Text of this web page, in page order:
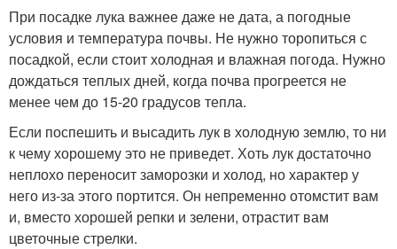
При посадке лука важнее даже не дата, а погодные
условия и температура почвы. Не нужно торопиться с
посадкой, если стоит холодная и влажная погода. Нужно
дождаться теплых дней, когда почва прогреется не
менее чем до 15-20 градусов тепла.
Если поспешить и высадить лук в холодную землю, то ни
к чему хорошему это не приведет. Хоть лук достаточно
неплохо переносит заморозки и холод, но характер у
него из-за этого портится. Он непременно отомстит вам
и, вместо хорошей репки и зелени, отрастит вам
цветочные стрелки.